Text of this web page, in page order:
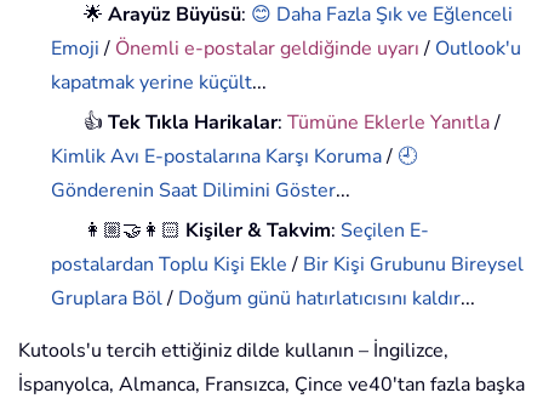
🌟Arayüz Büyüsü: 😊 Daha Fazla Şık ve Eğlenceli
Emoji/ Önemli e-postalar geldiğinde uyarı/ Outlook'u
kapatmak yerine küçült...
👍Tek Tıkla Harikalar:Tümüne Eklerle Yanıtla/
Kimlik Avı E-postalarına Karşı Koruma/ 🕘
Gönderenin Saat Dilimini Göster...
👩🏼‍🤝‍👩🏻 Kişiler & Takvim: Seçilen E-
postalardan Toplu Kişi Ekle/ Bir Kişi Grubunu Bireysel
Gruplara Böl/ Doğum günü hatırlatıcısını kaldır...
Kutools'u tercih ettiğiniz dilde kullanın – İngilizce,
İspanyolca, Almanca, Fransızca, Çince ve40'tan fazla başka